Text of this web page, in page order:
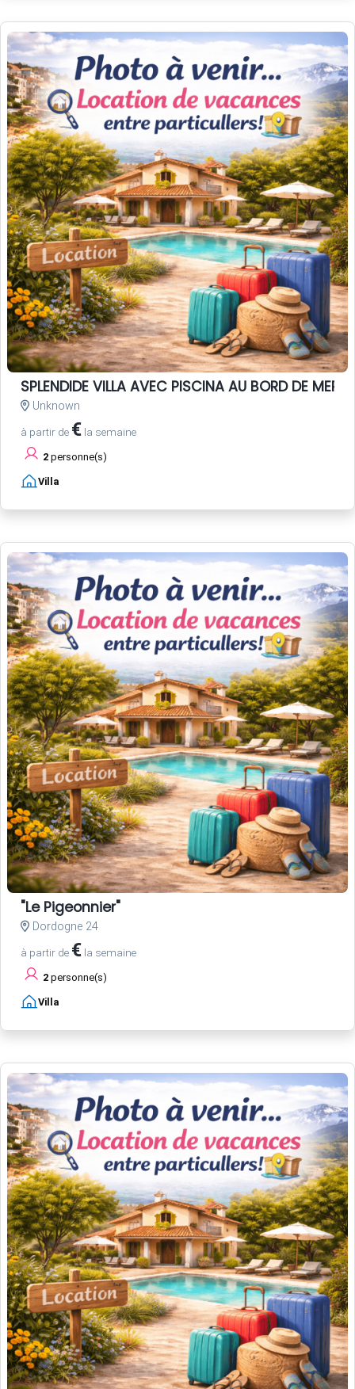
SPLENDIDE VILLA AVEC PISCINA AU BORD DE MER
Unknown
à partir de € la semaine
2 personne(s)
Villa
"Le Pigeonnier"
Dordogne 24
à partir de € la semaine
2 personne(s)
Villa